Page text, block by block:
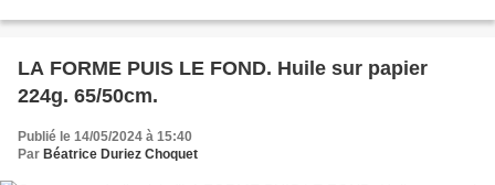
LA FORME PUIS LE FOND. Huile sur papier
224g. 65/50cm.
Publié le 14/05/2024 à 15:40
Par Béatrice Duriez Choquet